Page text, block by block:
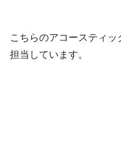
こちらのアコースティ
担当しています。